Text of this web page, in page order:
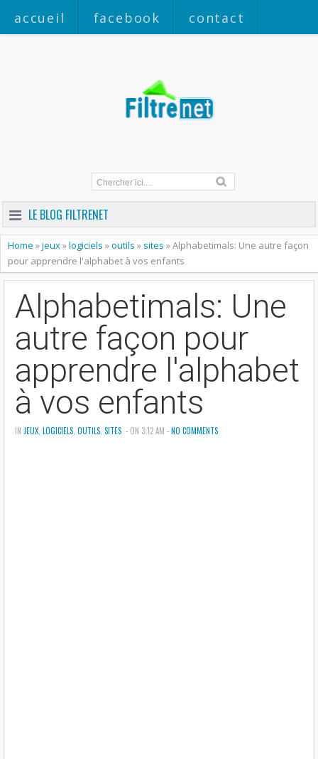
accueil facebook contact
LE BLOG FILTRENET
Home »jeux»logiciels »outils » sites »Alphabetimals: Une autre façon
pour apprendre l'alphabet à vos enfants
Alphabetimals: Une
autre façon pour
apprendre l'alphabet
à vos enfants
IN JEUX LOGICIELS OUTILS SITES - ON 3:12 AM -NO COMMENTS